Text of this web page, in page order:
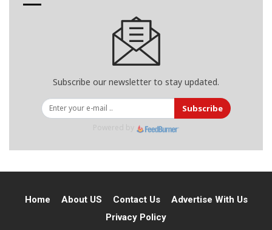
Subscribe our newsletter to stay updated.
Subscribe
Home About US Contact Us
Advertise With Us
Privacy Policy